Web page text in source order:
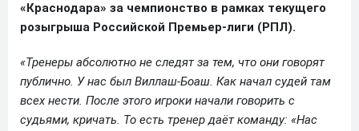
«Краснодара» за чемпионство в рамках текущего
розыгрыша Российской Премьер-лиги (РПЛ).
«Тренеры абсолютно не следят за тем, что они говорят
публично. У нас был Виллаш-Боаш. Как начал судей там
всех нести. После этого игроки начали говорить с
судьями, кричать. То есть тренер даёт команду: «Нас